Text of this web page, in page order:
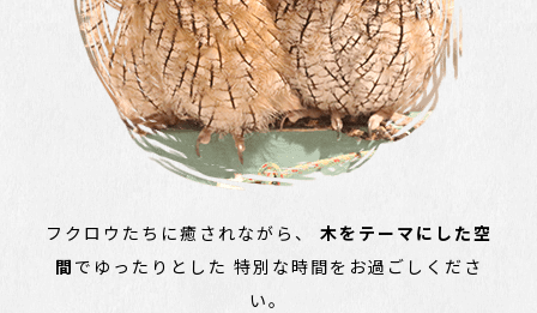
フクロウたちに癒されながら、
木をテーマにした空
間 でゆったりとした 特別な時間をお過ごしくださ
い。